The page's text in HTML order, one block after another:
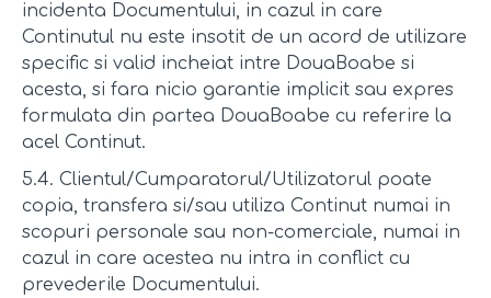
incidenta Documentului, in cazul in care
Continutul nu este insotit de un acord de utilizare
specific si valid incheiat intre DouaBoabe si
acesta, si fara nicio garantie implicit sau expres
formulata din partea DouaBoabe cu referire la
acel Continut.
5.4. Clientul/Cumparatorul/Utilizatorul poate
copia, transfera si/sau utiliza Continut numai in
scopuri personale sau non-comerciale, numai in
cazul in care acestea nu intra in conflict cu
prevederile Documentului.